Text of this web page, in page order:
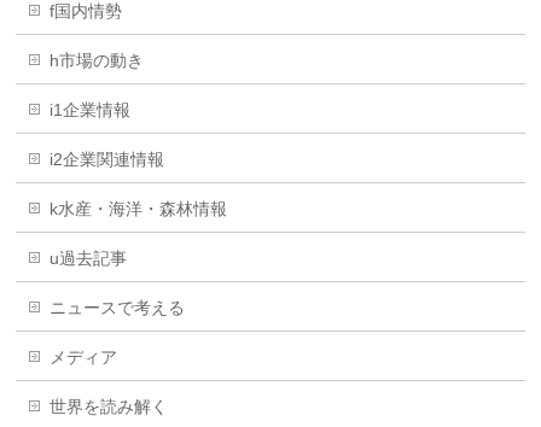
f国内情勢
h市場の動き
i1企業情報
i2企業関連情報
k水産・海洋・森林情報
u過去記事
ニュースで考える
メディア
世界を読み解く